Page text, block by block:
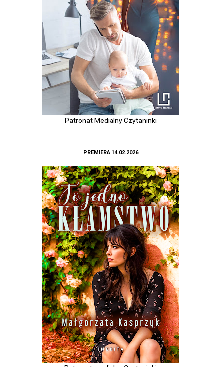
Patronat Medialny Czytaninki
PREMIERA 14.02.2026